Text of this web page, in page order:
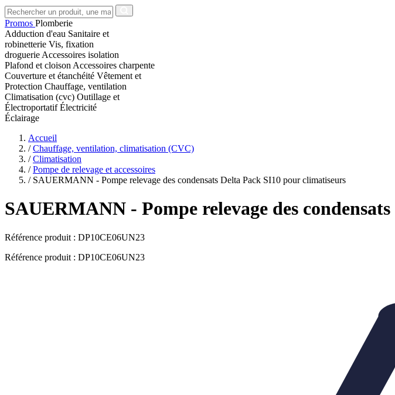
Promos Plomberie
Adduction d'eau Sanitaire et
robinetterie Vis, fixation
droguerie Accessoires isolation
Plafond et cloison Accessoires charpente
Couverture et étanchéité Vêtement et
Protection Chauffage, ventilation
Climatisation (cvc) Outillage et
ÉlectroportatifÉlectricité
Éclairage
Accueil
/ Chauffage, ventilation, climatisation (CVC)
/ Climatisation
/ Pompe de relevage et accessoires
/ SAUERMANN - Pompe relevage des condensats Delta Pack SI10 pour climatiseurs
SAUERMANN - Pompe relevage des
Référence produit : DP10CE06UN23
Référence produit : DP10CE06UN23